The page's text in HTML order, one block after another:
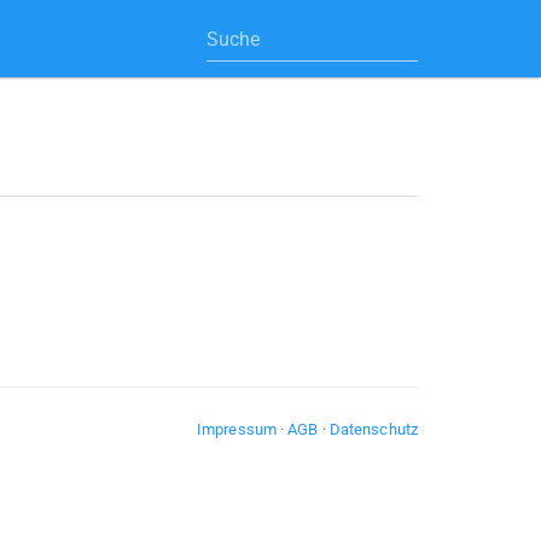
Impressum·AGB · Datenschutz